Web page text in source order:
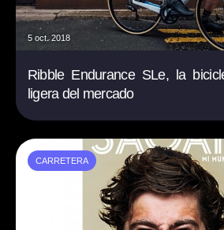
5 oct. 2018
Ribble Endurance SLe, la
ligera del mercado
CARRETERA